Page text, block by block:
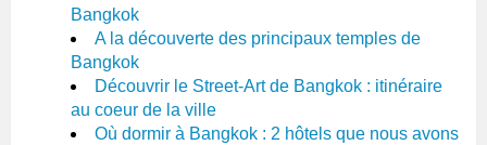
Bangkok
A la découverte des principaux temples de
Bangkok
Découvrir le Street-Art de Bangkok : itinéraire
au coeur de la ville
Où dormir à Bangkok : 2 hôtels que nous avons